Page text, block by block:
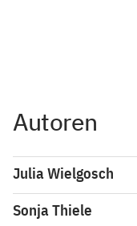
Autoren
Julia Wielgosch
Sonja Thiele